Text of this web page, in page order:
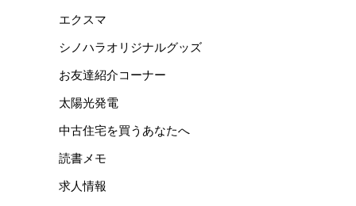
エクスマ
シノハラオリジナルグッズ
お友達紹介コーナー
太陽光発電
中古住宅を買うあなたへ
読書メモ
求人情報